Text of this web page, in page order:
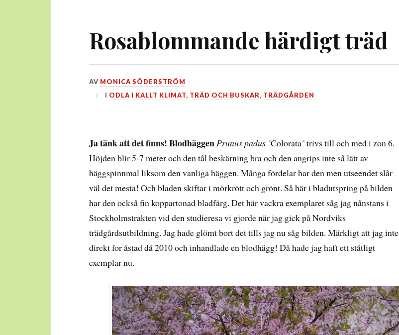
Rosablommande härdigt träd
DEN
28
AV MONICA SÖDERSTRÖM
I ODLA I KALLT KLIMAT, TRÄD OCH BUSKAR, TRÄDGÅRDEN
Ja tänk att det finns! Blodhäggen Prunus padus ´Colorata´ trivs till och med i zon 6.
Höjden blir 5-7 meter och den tål beskärning bra och den angrips inte så lätt av
häggspinnmal liksom den vanliga häggen. Många fördelar har den men utseendet slår
väl det mesta! Och bladen skiftar i mörkrött och grönt. Så här i bladutspring på bilden
har den också fin koppartonad bladfärg. Det här vackra exemplaret såg jag nånstans i
Stockholmstrakten vid den studieresa vi gjorde när jag gick på Nordviks
trädgårdsutbildning. Jag hade glömt bort det tills jag nu såg bilden. Märkligt att jag inte
direkt for åstad då 2010 och inhandlade en blodhägg! Då hade jag haft ett ståtligt
exemplar nu.